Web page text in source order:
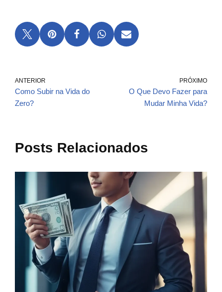
ANTERIOR
Como Subir na Vida do
Zero?
PRÓXIMO
O Que Devo Fazer para
Mudar Minha Vida?
Posts Relacionados